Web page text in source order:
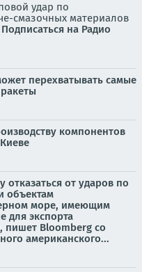
удар по
смазочных материалов
Подписаться на Радио
перехватывать самые
компонентов
от ударов по
объектам
море, имеющим
для экспорта
пишет Bloomberg со
американского...